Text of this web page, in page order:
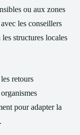
ou aux zones
les conseillers
structures locales
retours
pour adapter la
.